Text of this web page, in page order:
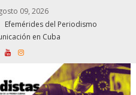
09, 2026
Efemérides del Periodismo
en Cuba